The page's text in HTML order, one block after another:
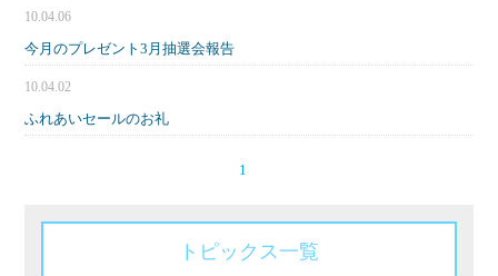
10.04.06
今月のプレゼント3月抽選会報告
10.04.02
ふれあいセールのお礼
1
トピックス一覧